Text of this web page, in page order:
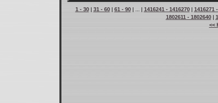
1 - 30| 31 - 60| 61 - 90| ... | 1416241 - 1416270| 1416271
1802611 - 1802640|
<<